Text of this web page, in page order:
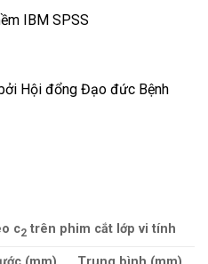
IBM SPSS
Hội đổng Đạo đức Bệnh
c2 trên phim cắt lớp vi tính